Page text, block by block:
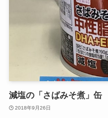
減塩の「さばみそ煮」缶
2018年9月26日